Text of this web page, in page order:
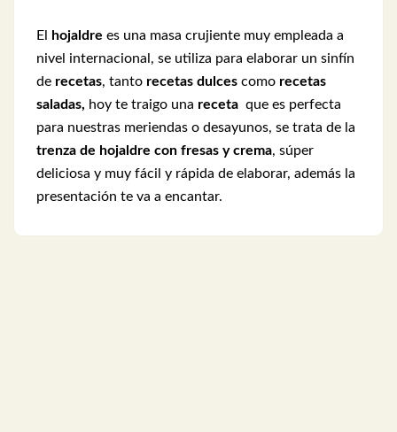
El hojaldre es una masa crujiente muy empleada a
nivel internacional, se utiliza para elaborar un sinfín
de recetas, tanto recetas dulces como recetas
saladas, hoy te traigo una receta que es perfecta
para nuestras meriendas o desayunos, se trata de la
trenza de hojaldre con fresas y crema, súper
deliciosa y muy fácil y rápida de elaborar, además la
presentación te va a encantar.